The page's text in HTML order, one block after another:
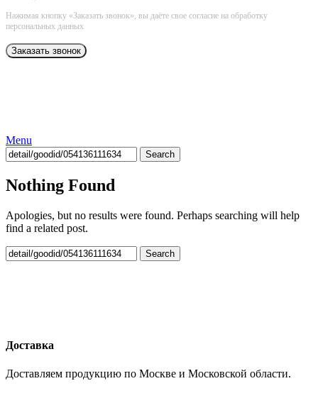
Нажимая кнопку «Заказать звонок», вы даёте свое согласие на обработку
персональных данных
Menu
Search
Nothing Found
Apologies, but no results were found. Perhaps searching will help
find a related post.
Search
Доставка
Доставляем продукцию по Москве и Московской области.